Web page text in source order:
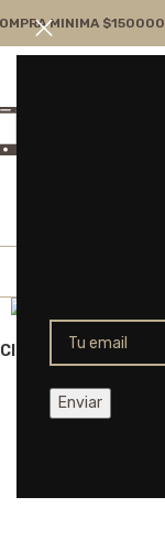
MINIMA $150000
Click to enlarge